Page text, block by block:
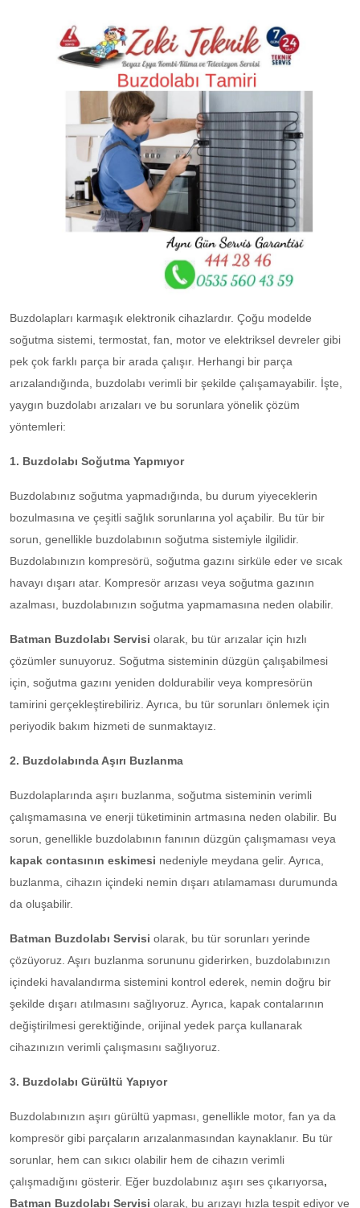
Buzdolapları karmaşık elektronik cihazlardır. Çoğu modelde
soğutma sistemi, termostat, fan, motor ve elektriksel devreler gibi
pek çok farklı parça bir arada çalışır. Herhangi bir parça
arızalandığında, buzdolabı verimli bir şekilde çalışamayabilir. İşte,
yaygın buzdolabı arızaları ve bu sorunlara yönelik çözüm
yöntemleri:
1. Buzdolabı Soğutma Yapmıyor
Buzdolabınız soğutma yapmadığında, bu durum yiyeceklerin
bozulmasına ve çeşitli sağlık sorunlarına yol açabilir. Bu tür bir
sorun, genellikle buzdolabının soğutma sistemiyle ilgilidir.
Buzdolabınızın kompresörü, soğutma gazını sirküle eder ve sıcak
havayı dışarı atar. Kompresör arızası veya soğutma gazının
azalması, buzdolabınızın soğutma yapmamasına neden olabilir.
Batman Buzdolabı Servisi olarak, bu tür arızalar için hızlı
çözümler sunuyoruz. Soğutma sisteminin düzgün çalışabilmesi
için, soğutma gazını yeniden doldurabilir veya kompresörün
tamirini gerçekleştirebiliriz. Ayrıca, bu tür sorunları önlemek için
periyodik bakım hizmeti de sunmaktayız.
2. Buzdolabında Aşırı Buzlanma
Buzdolaplarında aşırı buzlanma, soğutma sisteminin verimli
çalışmamasına ve enerji tüketiminin artmasına neden olabilir. Bu
sorun, genellikle buzdolabının fanının düzgün çalışmaması veya
kapak contasının eskimesi nedeniyle meydana gelir. Ayrıca,
buzlanma, cihazın içindeki nemin dışarı atılamaması durumunda
da oluşabilir.
Batman Buzdolabı Servisi olarak, bu tür sorunları yerinde
çözüyoruz. Aşırı buzlanma sorununu giderirken, buzdolabınızın
içindeki havalandırma sistemini kontrol ederek, nemin doğru bir
şekilde dışarı atılmasını sağlıyoruz. Ayrıca, kapak contalarının
değiştirilmesi gerektiğinde, orijinal yedek parça kullanarak
cihazınızın verimli çalışmasını sağlıyoruz.
3. Buzdolabı Gürültü Yapıyor
Buzdolabınızın aşırı gürültü yapması, genellikle motor, fan ya da
kompresör gibi parçaların arızalanmasından kaynaklanır. Bu tür
sorunlar, hem can sıkıcı olabilir hem de cihazın verimli
çalışmadığını gösterir. Eğer buzdolabınız aşırı ses çıkarıyorsa,
Batman Buzdolabı Servisi olarak, bu arızayı hızla tespit ediyor ve